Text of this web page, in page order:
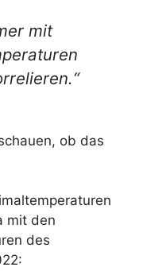
mit
ob das
mit den
des